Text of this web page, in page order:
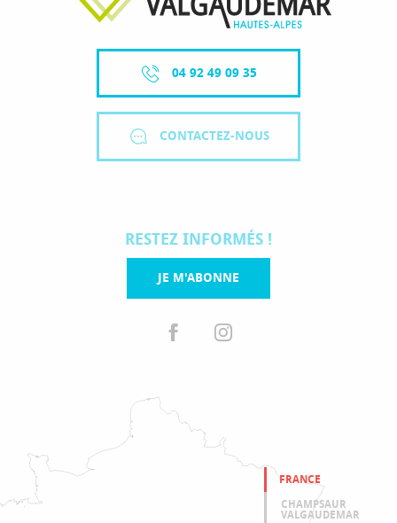
04 92 49 09 35
CONTACTEZ-NOUS
RESTEZ INFORMÉS !
JE M'ABONNE
FRANCE
CHAMPSAUR
VALGAUDEMAR